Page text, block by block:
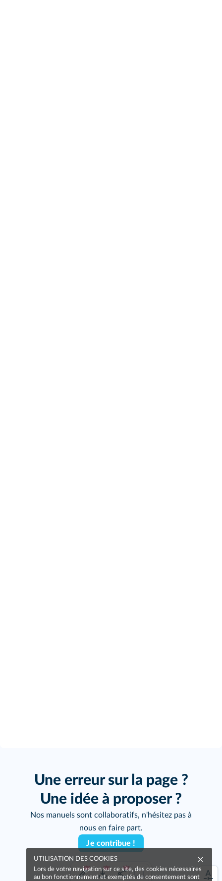
Une erreur sur la page ?
Une idée à proposer ?
Nos manuels sont collaboratifs, n'hésitez pas à
nous en faire part.
Je contribue !
UTILISATION DES COOKIES
Lors de votre navigation sur ce site, des cookies nécessaires
au bon fonctionnement et exemptés de consentement sont